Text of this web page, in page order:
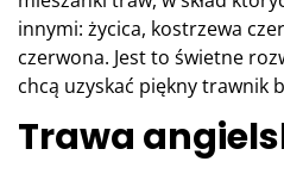
innymi: życica, kostrzewa
czerwona. Jest to świetne
chcą uzyskać piękny trawnik
Trawa